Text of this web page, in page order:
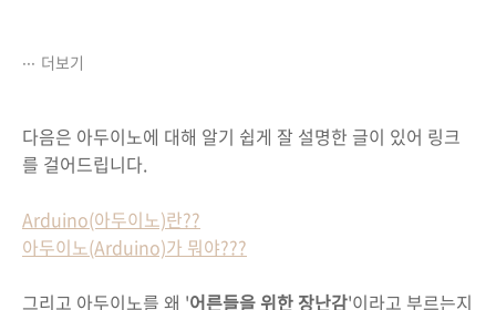
더보기
다음은 아두이노에 대해 알기 쉽게 잘 설명한 글이 있어 링크
를 걸어드립니다.
Arduino(아두이노)란??
아두이노(Arduino)가 뭐야???
그리고 아두이노를 왜 '어른들을 위한 장난감'이라고 부르는지